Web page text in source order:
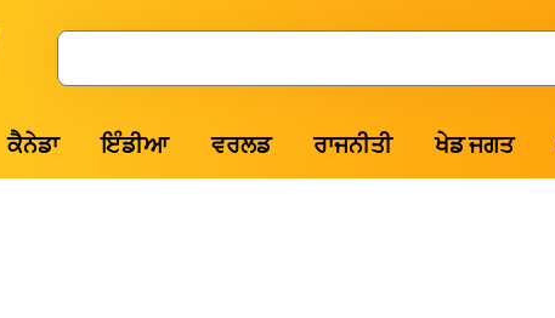
Search
ਕੈਨੇਡਾ ਇੰਡੀਆ ਵਰਲਡ ਰਾਜਨੀਤੀ ਖੇਡ ਜਗਤ